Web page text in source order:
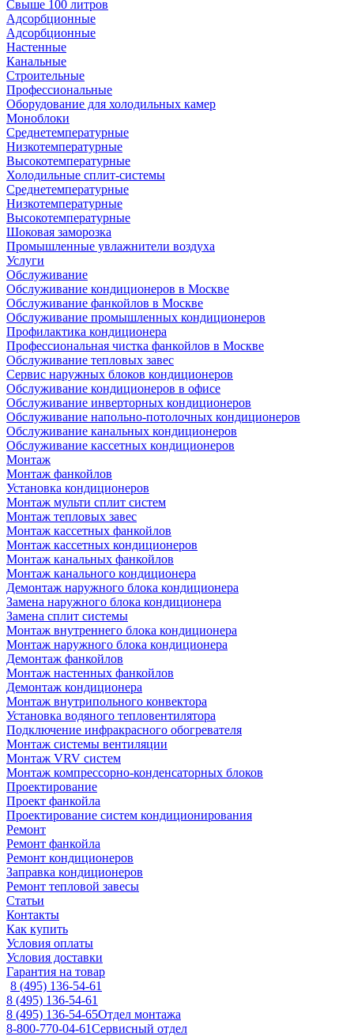
Свыше 100 литров
Адсорбционные
Адсорбционные
Настенные
Канальные
Строительные
Профессиональные
Оборудование для холодильных камер
Моноблоки
Среднетемпературные
Низкотемпературные
Высокотемпературные
Холодильные сплит-системы
Среднетемпературные
Низкотемпературные
Высокотемпературные
Шоковая заморозка
Промышленные увлажнители воздуха
Услуги
Обслуживание
Обслуживание кондиционеров в Москве
Обслуживание фанкойлов в Москве
Обслуживание промышленных кондиционеров
Профилактика кондиционера
Профессиональная чистка фанкойлов в Москве
Обслуживание тепловых завес
Сервис наружных блоков кондиционеров
Обслуживание кондиционеров в офисе
Обслуживание инверторных кондиционеров
Обслуживание напольно-потолочных кондиционеров
Обслуживание канальных кондиционеров
Обслуживание кассетных кондиционеров
Монтаж
Монтаж фанкойлов
Установка кондиционеров
Монтаж мульти сплит систем
Монтаж тепловых завес
Монтаж кассетных фанкойлов
Монтаж кассетных кондиционеров
Монтаж канальных фанкойлов
Монтаж канального кондиционера
Демонтаж наружного блока кондиционера
Замена наружного блока кондиционера
Замена сплит системы
Монтаж внутреннего блока кондиционера
Монтаж наружного блока кондиционера
Демонтаж фанкойлов
Монтаж настенных фанкойлов
Демонтаж кондиционера
Монтаж внутрипольного конвектора
Установка водяного тепловентилятора
Подключение инфракрасного обогревателя
Монтаж системы вентиляции
Монтаж VRV систем
Монтаж компрессорно-конденсаторных блоков
Проектирование
Проект фанкойла
Проектирование систем кондиционирования
Ремонт
Ремонт фанкойла
Ремонт кондиционеров
Заправка кондиционеров
Ремонт тепловой завесы
Статьи
Контакты
Как купить
Условия оплаты
Условия доставки
Гарантия на товар
8 (495) 136-54-61
8 (495) 136-54-61
8 (495) 136-54-65Отдел монтажа
8-800-770-04-61Сервисный отдел